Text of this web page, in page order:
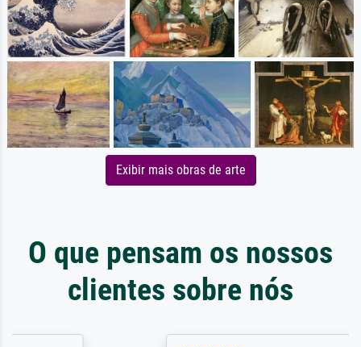
Exibir mais obras de arte
O que pensam os nossos
clientes sobre nós